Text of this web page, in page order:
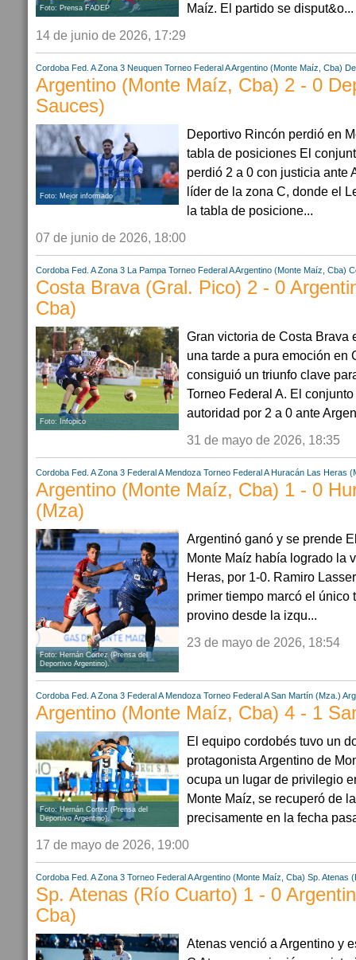
Foto: Prensa FADEP
Maíz. El partido se disput&o...
14 de junio de 2026, 17:29
Cordoba Fed. A Zona 3 Neuquen Torneo Federal AArgentino (Monte Maíz, Cba)
Argentino (Monte Maíz, Cba) 2 - 0
Sauces)
Foto: Mejor informado
Deportivo Rincón perdió en
tabla de posiciones El
perdió 2 a 0 con justicia ante
líder de la zona C, donde el
la tabla de posicione...
07 de junio de 2026, 18:00
Cordoba Fed. A Zona 3 La Pampa Torneo Federal AArgentino (Monte Maíz, Cba)
Costa Brava (Gral. Pico) 2 - 0
Cba)
Foto: Infopico
Gran victoria de Costa Brava
una tarde a pura emoción en
consiguió un triunfo clave
Torneo Federal A. El
autoridad por 2 a 0 ante
31 de mayo de 2026, 18:35
Cordoba Fed. A Zona 3 Federal A Mendoza Torneo Federal A Huracán Las Heras
Argentino (Monte Maíz, Cba) 1 - 0
(Mza)
Foto: Hernán Cortez (Prensa del
Deportivo Argentino).
Argentinó ganó y se prende
Monte Maíz había logrado la
Heras, por 1-0. Ramiro
primer tiempo marcó el único
provino desde la izqu...
23 de mayo de 2026, 18:54
Cordoba Fed. A Zona 3 Federal A Mendoza Torneo Federal A San Martín (Mza.)
Argentino (Monte Maíz, Cba) 4 - 1
Foto: Hernán Cortez (Prensa del
Deportivo Argentino).
El equipo cordobés tuvo un
protagonista Argentino de
ocupa un lugar de privilegio
Monte Maíz, se recuperó de
precisamente en la fecha
17 de mayo de 2026, 19:00
Cordoba Fed. A Zona 3 Torneo Federal AArgentino (Monte Maíz, Cba) Sp. Atenas
Sp. Atenas (Río Cuarto) 1 - 0
Cba)
Atenas venció a Argentino y